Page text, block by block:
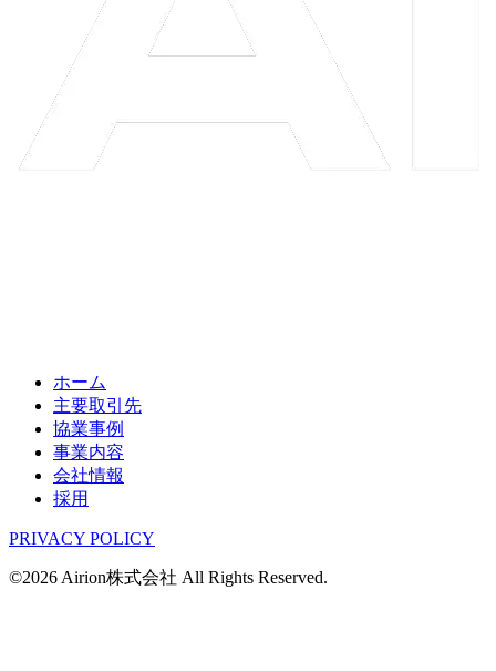
ホーム
主要取引先
協業事例
事業内容
会社情報
採用
PRIVACY POLICY
©2026 Airion株式会社 All Rights Reserved.